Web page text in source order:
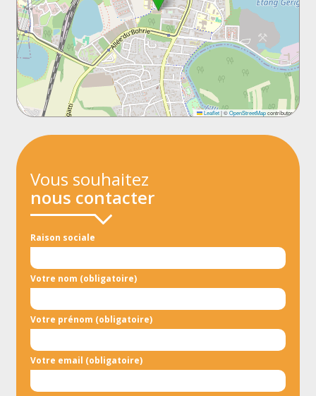
Leaflet |©OpenStreetMapcontributors
Vous souhaitez
nous contacter
Raison sociale
Votre nom (obligatoire)
Votre prénom (obligatoire)
Votre email (obligatoire)